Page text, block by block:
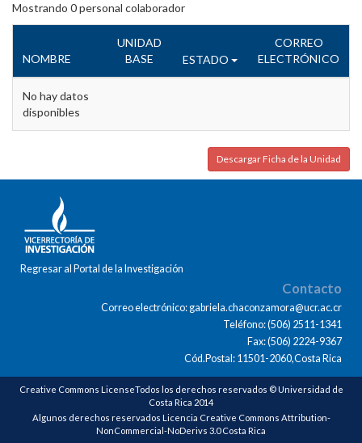
Mostrando 0personal colaborador
NOMBRE
UNIDAD
BASE
ESTADO
CORREO
ELECTRÓNICO
No hay datos
disponibles
Descargar Ficha de la Unidad
Regresar al Portal de la Investigación
Contacto
Correo electrónico: gabriela.chaconzamora@ucr.ac.cr
Teléfono: (506) 2511-1341
Fax: (506) 2224-9367
Cód.Postal: 11501-2060,Costa Rica
Creative Commons LicenseTodos los derechos reservados © Universidad de
Costa Rica 2014
Algunos derechos reservados Licencia Creative Commons Attribution-
NonCommercial-NoDerivs 3.0 Costa Rica